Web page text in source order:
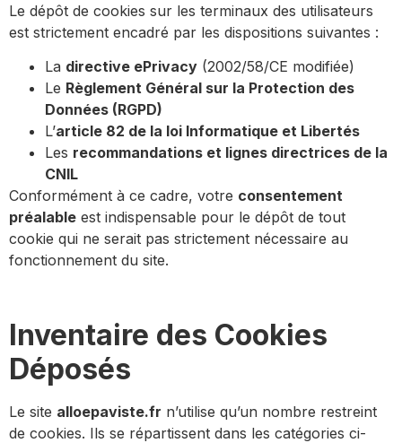
Le dépôt de cookies sur les terminaux des utilisateurs
est strictement encadré par les dispositions suivantes :
La directive ePrivacy (2002/58/CE modifiée)
Le Règlement Général sur la Protection des
Données (RGPD)
L’article 82 de la loi Informatique et Libertés
Les recommandations et lignes directrices de la
CNIL
Conformément à ce cadre, votre consentement
préalable est indispensable pour le dépôt de tout
cookie qui ne serait pas strictement nécessaire au
fonctionnement du site.
Inventaire des Cookies
Déposés
Le site alloepaviste.fr n’utilise qu’un nombre restreint
de cookies. Ils se répartissent dans les catégories ci-